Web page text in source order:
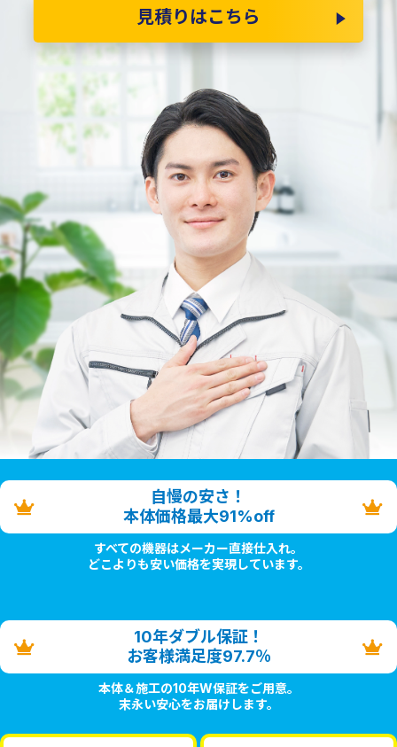
見積りはこちら
自慢の安さ！
本体価格最大91%off
すべての機器はメーカー直接仕入れ。
どこよりも安い価格を実現しています。
10年ダブル保証！
お客様満足度97.7％
本体＆施工の10年W保証をご用意。
末永い安心をお届けします。